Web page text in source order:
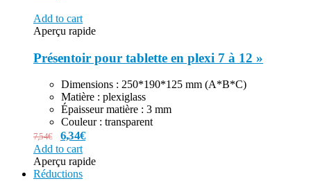
Add to cart
Aperçu rapide
Présentoir pour tablette en plexi 7 à 12 »
Dimensions : 250*190*125 mm (A*B*C)
Matière : plexiglass
Épaisseur matière : 3 mm
Couleur : transparent
7,54€ 6,34€
Add to cart
Aperçu rapide
Réductions